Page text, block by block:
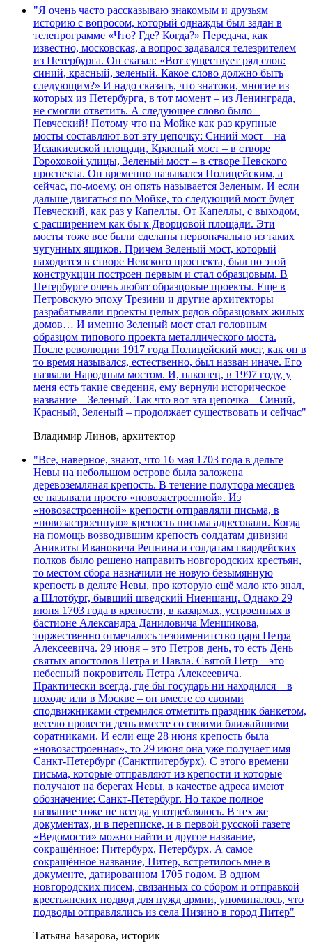
"Я очень часто рассказываю знакомым и друзьям
историю с вопросом, который однажды был задан в
телепрограмме «Что? Где? Когда?» Передача, как
известно, московская, а вопрос задавался телезрителем
из Петербурга. Он сказал: «Вот существует ряд слов:
синий, красный, зеленый. Какое слово должно быть
следующим?» И надо сказать, что знатоки, многие из
которых из Петербурга, в тот момент – из Ленинграда,
не смогли ответить. А следующее слово было –
Певческий! Потому что на Мойке как раз крупные
мосты составляют вот эту цепочку: Синий мост – на
Исаакиевской площади, Красный мост – в створе
Гороховой улицы, Зеленый мост – в створе Невского
проспекта. Он временно назывался Полицейским, а
сейчас, по-моему, он опять называется Зеленым. И если
дальше двигаться по Мойке, то следующий мост будет
Певческий, как раз у Капеллы. От Капеллы, с выходом,
с расширением как бы к Дворцовой площади. Эти
мосты тоже все были сделаны первоначально из таких
чугунных ящиков. Причем Зеленый мост, который
находится в створе Невского проспекта, был по этой
конструкции построен первым и стал образцовым. В
Петербурге очень любят образцовые проекты. Еще в
Петровскую эпоху Трезини и другие архитекторы
разрабатывали проекты целых рядов образцовых жилых
домов… И именно Зеленый мост стал головным
образцом типового проекта металлического моста.
После революции 1917 года Полицейский мост, как он в
то время назывался, естественно, был назван иначе. Его
назвали Народным мостом. И, наконец, в 1997 году, у
меня есть такие сведения, ему вернули историческое
название – Зеленый. Так что вот эта цепочка – Синий,
Красный, Зеленый – продолжает существовать и сейчас"
Владимир Линов, архитектор
"Все, наверное, знают, что 16 мая 1703 года в дельте
Невы на небольшом острове была заложена
деревоземляная крепость. В течение полутора месяцев
ее называли просто «новозастроенной». Из
«новозастроенной» крепости отправляли письма, в
«новозастроенную» крепость письма адресовали. Когда
на помощь возводившим крепость солдатам дивизии
Аникиты Ивановича Репнина и солдатам гвардейских
полков было решено направить новгородских крестьян,
то местом сбора назначили не новую безымянную
крепость в дельте Невы, про которую ещё мало кто знал,
а Шлотбург, бывший шведский Ниеншанц. Однако 29
июня 1703 года в крепости, в казармах, устроенных в
бастионе Александра Даниловича Меншикова,
торжественно отмечалось тезоименитство царя Петра
Алексеевича. 29 июня – это Петров день, то есть День
святых апостолов Петра и Павла. Святой Петр – это
небесный покровитель Петра Алексеевича.
Практически всегда, где бы государь ни находился – в
походе или в Москве – он вместе со своими
сподвижниками стремился отметить праздник банкетом,
весело провести день вместе со своими ближайшими
соратниками. И если еще 28 июня крепость была
«новозастроенная», то 29 июня она уже получает имя
Санкт-Петербург (Санктпитербурх). С этого времени
письма, которые отправляют из крепости и которые
получают на берегах Невы, в качестве адреса имеют
обозначение: Санкт-Петербург. Но такое полное
название тоже не всегда употреблялось. В тех же
документах, и в переписке, и в первой русской газете
«Ведомости» можно найти и другое название,
сокращённое: Питербурх, Петербурх. А самое
сокращённое название, Питер, встретилось мне в
документе, датированном 1705 годом. В одном
новгородских писем, связанных со сбором и отправкой
крестьянских подвод для нужд армии, упоминалось, что
подводы отправлялись из села Низино в город Питер"
Татьяна Базарова, историк